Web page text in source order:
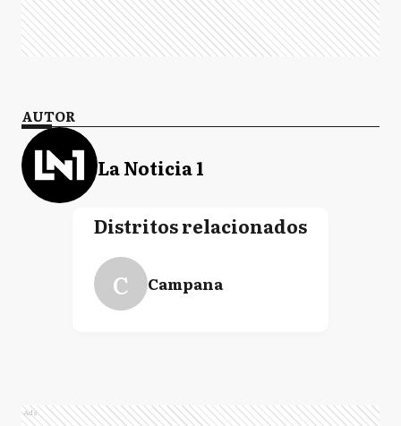
AUTOR
La Noticia 1
Distritos relacionados
C Campana
Ads